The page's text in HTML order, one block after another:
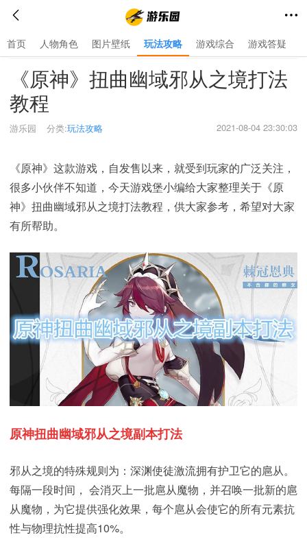
首页 人物角色 图片壁纸 玩法攻略 游戏综合 游戏答疑
首页 玩法攻略
《原神》扭曲幽域邪从之境打法
教程
游乐园 2021-08-04 23:30:03
分类:玩法攻略
《原神》这款游戏，自发售以来，就受到玩家的广泛关注，
很多小伙伴不知道，今天游戏堡小编给大家整理关于《原
神》扭曲幽域邪从之境打法教程，供大家参考，希望对大家
有所帮助。
原神扭曲幽域邪从之境副本打法
邪从之境的特殊规则为：深渊使徒激流拥有护卫它的扈从。
每隔一段时间， 会消灭上一批扈从魔物，并召唤一批新的扈
从魔物，为它提供强化效果，每个扈从会使它的所有元素抗
性与物理抗性提高10%。